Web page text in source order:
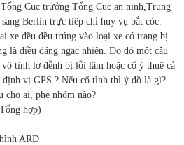
Cục trưởng Tổng Cục an ninh,Trung
Berlin trực tiếp chỉ huy vụ bắt cóc.
xe đều đều trúng vào loại xe có trang bị
là điều đáng ngạc nhiên. Do đó một câu
tình lơ đễnh bị lỗi lầm hoặc cố ý thuê cả
định vị GPS ? Nếu cố tình thì ý đồ là gì?
cho ai, phe nhóm nào?
hợp)
ARD